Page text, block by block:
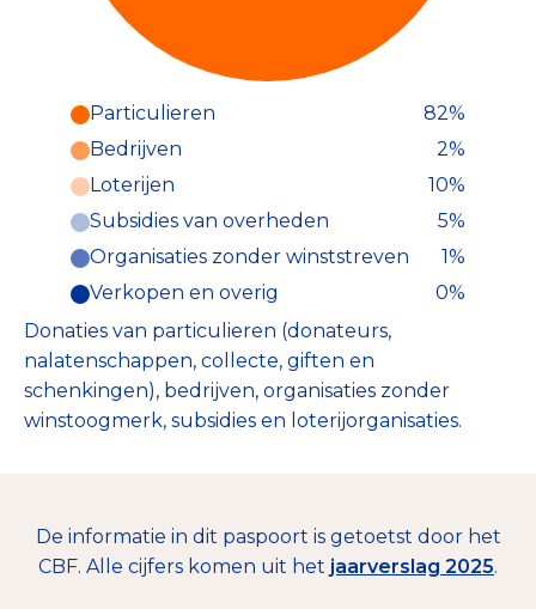
Particulieren (82%)
Deze inkomsten zijn als volgt
onderverdeeld:
Particulieren
82%
Bedrijven
2%
Loterijen
10%
Subsidies van overheden
5%
Organisaties zonder winststreven
1%
Verkopen en overig
0%
Donaties van particulieren (donateurs,
nalatenschappen, collecte, giften en
schenkingen), bedrijven, organisaties zonder
winstoogmerk, subsidies en loterijorganisaties.
De informatie in dit paspoort is getoetst door het
CBF. Alle cijfers komen uit het jaarverslag 2025.